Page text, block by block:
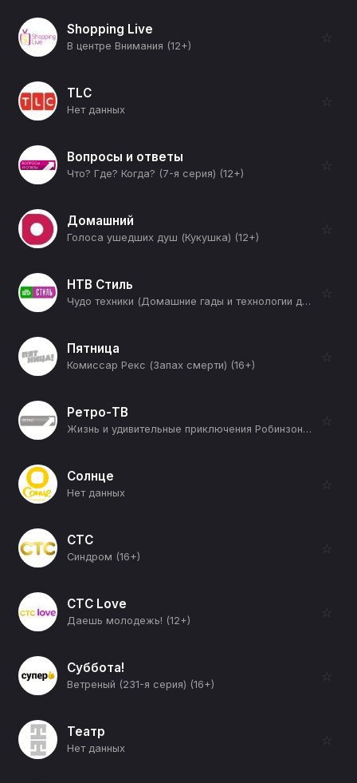
Shopping Live
В центре Внимания (12+)
☆
TLC
Нет данных
☆
Вопросы и ответы
Что? Где? Когда? (7-я серия) (12+)
☆
Домашний
Голоса ушедших душ (Кукушка) (12+)
☆
НТВ Стиль
Чудо техники (Домашние гады и технологии для них, тест необычных смартфонов и проверка расчески-выпрямителя) (12+)
☆
Пятница
Комиссар Рекс (Запах смерти) (16+)
☆
Ретро-ТВ
Жизнь и удивительные приключения Робинзона Крузо (12+)
☆
Солнце
Нет данных
☆
СТС
Синдром (16+)
☆
СТС Love
Даешь молодежь! (12+)
☆
Суббота!
Ветреный (231-я серия) (16+)
☆
Театр
Нет данных
☆